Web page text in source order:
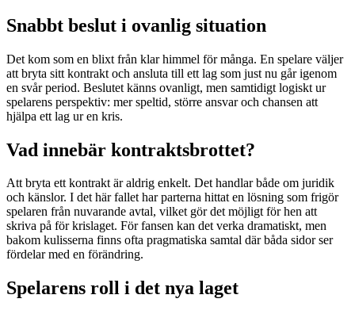
Snabbt beslut i ovanlig situation
Det kom som en blixt från klar himmel för många. En spelare väljer
att bryta sitt kontrakt och ansluta till ett lag som just nu går igenom
en svår period. Beslutet känns ovanligt, men samtidigt logiskt ur
spelarens perspektiv: mer speltid, större ansvar och chansen att
hjälpa ett lag ur en kris.
Vad innebär kontraktsbrottet?
Att bryta ett kontrakt är aldrig enkelt. Det handlar både om juridik
och känslor. I det här fallet har parterna hittat en lösning som frigör
spelaren från nuvarande avtal, vilket gör det möjligt för hen att
skriva på för krislaget. För fansen kan det verka dramatiskt, men
bakom kulisserna finns ofta pragmatiska samtal där båda sidor ser
fördelar med en förändring.
Spelarens roll i det nya laget